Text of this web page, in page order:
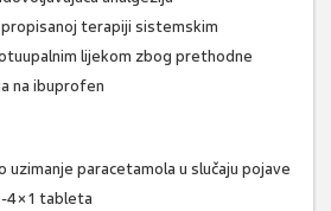
terapiji sistemskim
lijekom zbog prethodne
na ibuprofen
uzimanje paracetamola u slučaju pojave
4×1 tableta